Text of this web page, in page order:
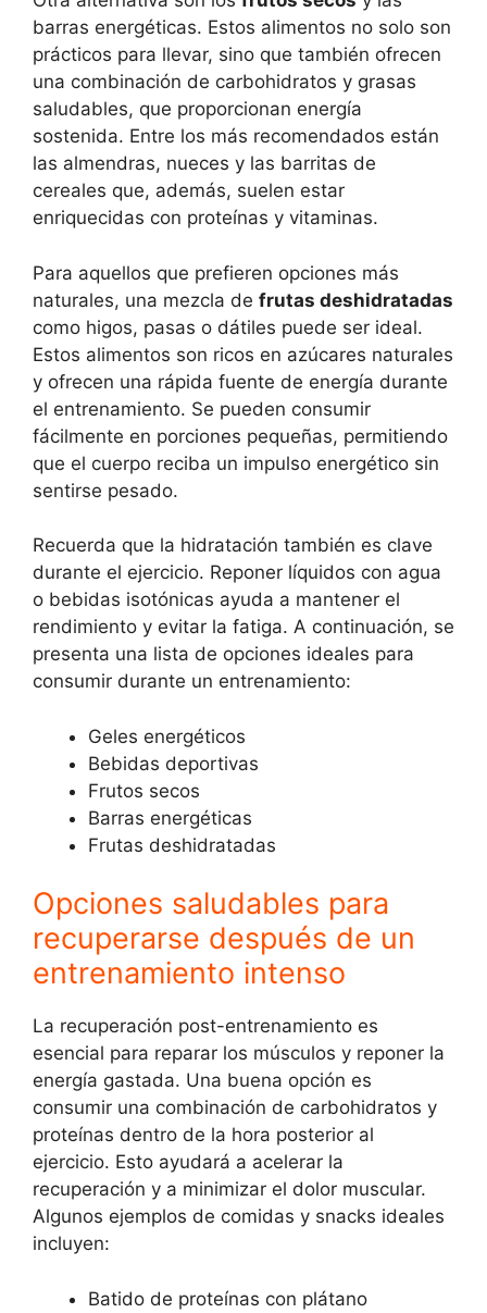
barras energéticas. Estos alimentos no solo son
prácticos para llevar, sino que también ofrecen
una combinación de carbohidratos y grasas
saludables, que proporcionan energía
sostenida. Entre los más recomendados están
las almendras, nueces y las barritas de
cereales que, además, suelen estar
enriquecidas con proteínas y vitaminas.
Para aquellos que prefieren opciones más
naturales, una mezcla de frutas deshidratadas
como higos, pasas o dátiles puede ser ideal.
Estos alimentos son ricos en azúcares naturales
y ofrecen una rápida fuente de energía durante
el entrenamiento. Se pueden consumir
fácilmente en porciones pequeñas, permitiendo
que el cuerpo reciba un impulso energético sin
sentirse pesado.
Recuerda que la hidratación también es clave
durante el ejercicio. Reponer líquidos con agua
o bebidas isotónicas ayuda a mantener el
rendimiento y evitar la fatiga. A continuación, se
presenta una lista de opciones ideales para
consumir durante un entrenamiento:
Geles energéticos
Bebidas deportivas
Frutos secos
Barras energéticas
Frutas deshidratadas
Opciones saludables para
recuperarse después de un
entrenamiento intenso
La recuperación post-entrenamiento es
esencial para reparar los músculos y reponer la
energía gastada. Una buena opción es
consumir una combinación de carbohidratos y
proteínas dentro de la hora posterior al
ejercicio. Esto ayudará a acelerar la
recuperación y a minimizar el dolor muscular.
Algunos ejemplos de comidas y snacks ideales
incluyen:
Batido de proteínas con plátano